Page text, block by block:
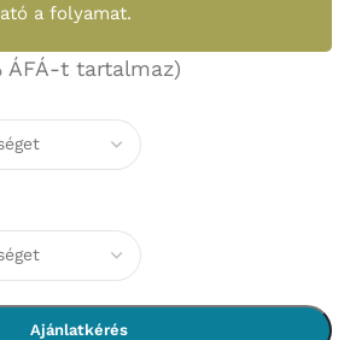
a folyamat.
ÁFÁ-t tartalmaz)
Ajánlatkérés